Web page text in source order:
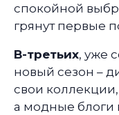
спокойной
грянут первые
В-третьих, уже
новый сезон –
свои
а модные блоги